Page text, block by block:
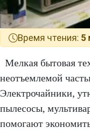
Время чтения: 5
Мелкая бытовая
неотъемлемой
Электрочайники,
пылесосы,
помогают